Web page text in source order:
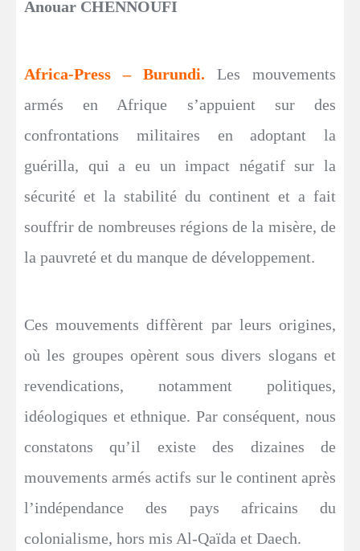
Anouar CHENNOUFI
Africa-Press – Burundi. Les mouvements
armés en Afrique s’appuient sur des
confrontations militaires en adoptant la
guérilla, qui a eu un impact négatif sur la
sécurité et la stabilité du continent et a fait
souffrir de nombreuses régions de la misère, de
la pauvreté et du manque de développement.
Ces mouvements diffèrent par leurs origines,
où les groupes opèrent sous divers slogans et
revendications, notamment politiques,
idéologiques et ethnique. Par conséquent, nous
constatons qu’il existe des dizaines de
mouvements armés actifs sur le continent après
l’indépendance des pays africains du
colonialisme, hors mis Al-Qaïda et Daech.